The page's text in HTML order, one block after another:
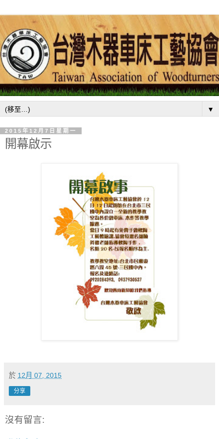
▼
2015年12月7日星期一
開幕啟示
於 12月 07, 2015
分享
沒有留言: